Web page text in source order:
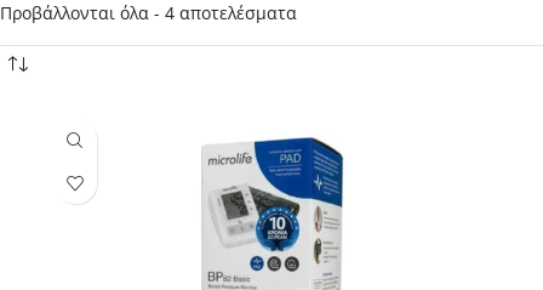
Προβάλλονται όλα - 4 αποτελέσματα